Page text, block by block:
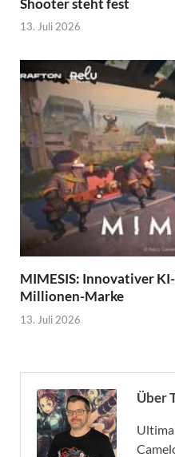
Shooter steht fest
13. Juli 2026
MIMESIS: Innovativer
Millionen-Marke
13. Juli 2026
Über